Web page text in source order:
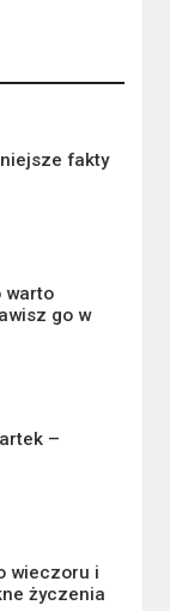
fakty
warto
go w
–
wieczoru i
życzenia